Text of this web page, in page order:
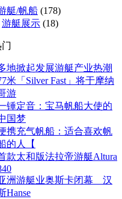
艇/帆船 (178)
游艇展示 (18)
地掀起发展游艇产业热潮
米「Silver Fast」将于摩纳
游
锤定音：宝马帆船大使的
国梦
携充气帆船：适合喜欢帆
的人【
款太和版法拉帝游艇Altura
洲游艇业奥斯卡闭幕 汉
Hanse